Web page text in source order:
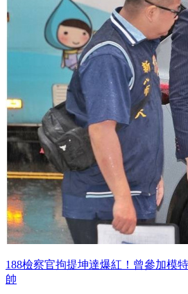
188檢察官拘提坤達爆紅！曾參加模
帥